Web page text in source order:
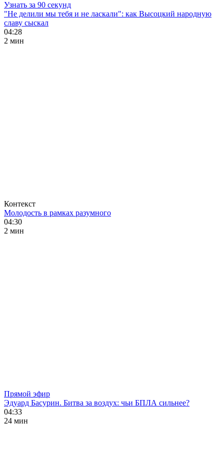
Узнать за 90 секунд
"Не делили мы тебя и не ласкали": как Высоцкий народную
славу сыскал
04:28
2 мин
Контекст
Молодость в рамках разумного
04:30
2 мин
Прямой эфир
Эдуард Басурин. Битва за воздух: чьи БПЛА сильнее?
04:33
24 мин